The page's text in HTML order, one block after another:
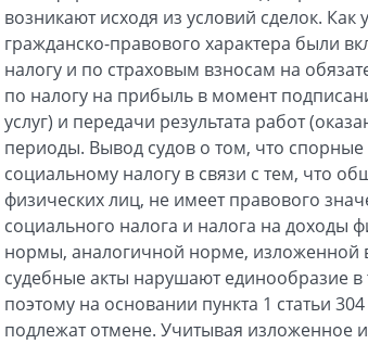
возникают исходя из условий сделок.
гражданско-правового характера были
налогу и по страховым взносам на
по налогу на прибыль в момент
услуг) и передачи результата работ
периоды. Вывод судов о том, что
социальному налогу в связи с тем, что
физических лиц, не имеет правового
социального налога и налога на доходы
нормы, аналогичной норме, изложенной
судебные акты нарушают единообразие
поэтому на основании пункта 1 статьи
подлежат отмене. Учитывая изложенное и